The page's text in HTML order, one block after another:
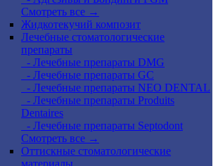
Смотреть все →
Жидкотекучий композит
Лечебные стоматологические
препараты
- Лечебные препараты DMG
- Лечебные препараты GC
- Лечебные препараты NEO DENTAL
- Лечебные препараты Produits
Dentaires
- Лечебные препараты Septodont
Смотреть все →
Оттискные стоматологические
материалы